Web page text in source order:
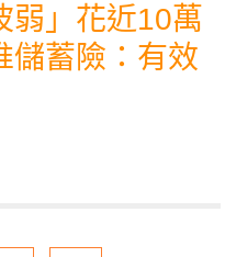
弱」花近10萬
蓄險：有效